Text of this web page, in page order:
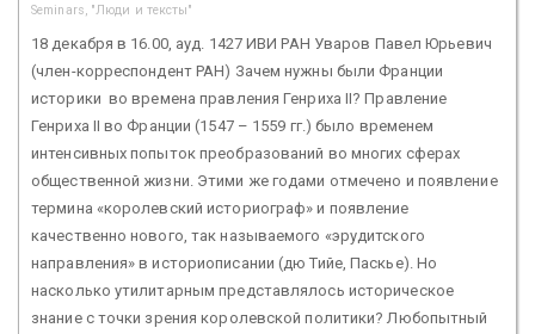
Seminars, "Люди и тексты"
18 декабря в 16.00, ауд. 1427 ИВИ РАН Уваров Павел Юрьевич
(член-корреспондент РАН) Зачем нужны были Франции
историки во времена правления Генриха II? Правление
Генриха II во Франции (1547 – 1559 гг.) было временем
интенсивных попыток преобразований во многих сферах
общественной жизни. Этими же годами отмечено и появление
термина «королевский историограф» и появление
качественно нового, так называемого «эрудитского
направления» в историописании (дю Тийе, Паскье). Но
насколько утилитарным представлялось историческое
знание с точки зрения королевской политики? Любопытный